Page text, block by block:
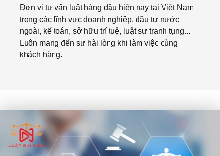
Đơn vị tư vấn luật hàng đầu hiện nay tại Việt Nam
trong các lĩnh vực doanh nghiệp, đầu tư nước
ngoài, kế toán, sở hữu trí tuệ, luật sư tranh tụng...
Luôn mang đến sự hài lòng khi làm việc cùng
khách hàng.